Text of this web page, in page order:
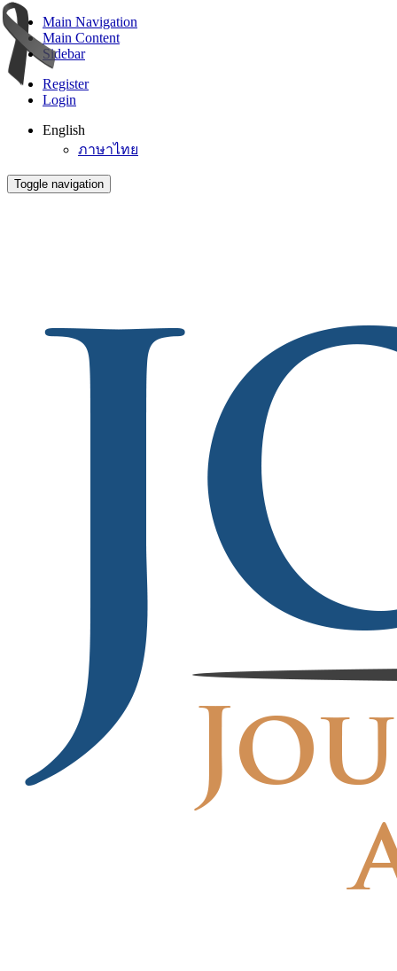
Main Navigation
Main Content
Sidebar
Register
Login
English
ภาษาไทย
Toggle navigation